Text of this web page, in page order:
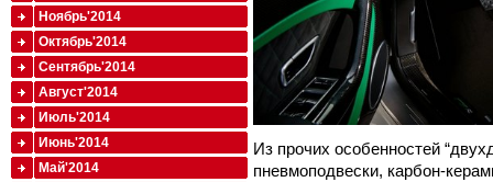
Из прочих особенностей
пневмоподвески, карбон-
Ноябрь'2014
Октябрь'2014
Сентябрь'2014
Август'2014
Июль'2014
Июнь'2014
Май'2014